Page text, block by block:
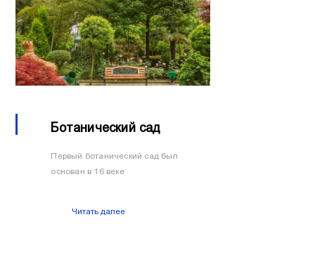
Ботанический сад
Первый ботанический сад был
основан в 16 веке
Читать далее